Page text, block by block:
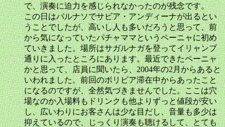
で、演奏に迫力を感じられなかったのが残念です。
この日はパルナソでサビア・アンディーナが出るとい
うことでしたが、高いし人も多いだろうと思って、前
から気になっていたパチャママというペーニャに初め
ていきました。場所はサガルナガを登ってイリャンプ
通りに入ったところにあります。最近できたペーニャ
かと思って、店員に聞いたら、2004年の2月からあると
いわれました。前回のボリビア滞在中からあったこと
になるのですが、全然気づきませんでした。ここは穴
場なのか入場料もドリンクも他よりずっと値段が安い
し、広いわりにお客さんは少な目だし、音量も多少は
抑えているので、じっくり演奏も聴けるして、とても